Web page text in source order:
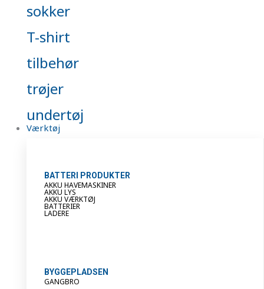
sokker
T-shirt
tilbehør
trøjer
undertøj
Værktøj
BATTERI PRODUKTER
AKKU HAVEMASKINER
AKKU LYS
AKKU VÆRKTØJ
BATTERIER
LADERE
BYGGEPLADSEN
GANGBRO